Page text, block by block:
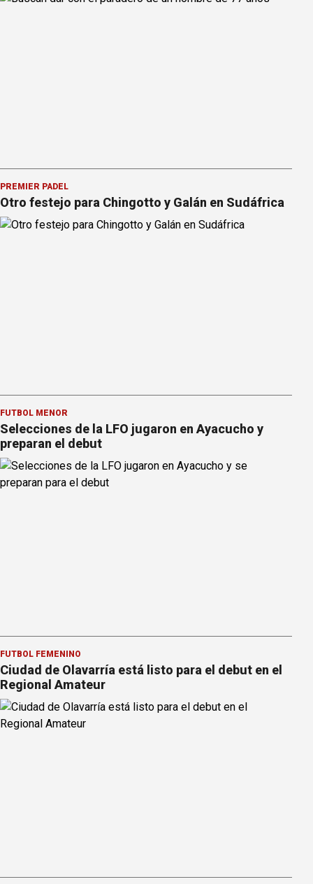
PREMIER PÁDEL
Otro festejo para Chingotto y Galán en Sudáfrica
FÚTBOL MENOR
Selecciones de la LFO jugaron en Ayacucho y
preparan el debut
FÚTBOL FEMENINO
Ciudad de Olavarría está listo para el debut en el
Regional Amateur